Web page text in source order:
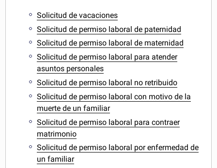
Solicitud de vacaciones
Solicitud de permiso laboral de paternidad
Solicitud de permiso laboral de maternidad
Solicitud de permiso laboral para atender
asuntos personales
Solicitud de permiso laboral no retribuido
Solicitud de permiso laboral con motivo de la
muerte de un familiar
Solicitud de permiso laboral para contraer
matrimonio
Solicitud de permiso laboral por enfermedad de
un familiar